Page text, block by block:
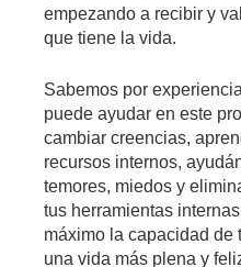
empezando a recibir y
que tiene la vida.
Sabemos por
puede ayudar en este
cambiar creencias,
recursos internos,
temores, miedos y
tus herramientas
máximo la capacidad de
una vida más plena y